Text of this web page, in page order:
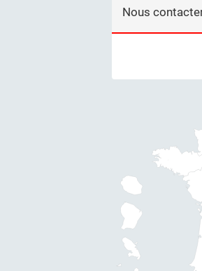
Nous